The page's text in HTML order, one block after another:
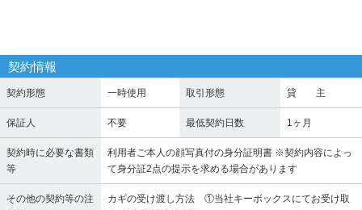
契約情報
契約形態 一時使用 取引形態 貸 主
保証人 不要 最低契約日数 1ヶ月
契約時に必要な書類
等
利用者ご本人の顔写真付の身分証明書 ※契約内容によっ
て身分証2点の提示を求める場合があります
その他の契約等の注
カギの受け渡し方法 ①当社キーボックスにてお受け取